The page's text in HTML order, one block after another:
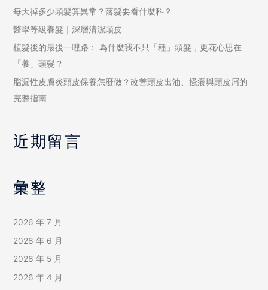
每天掉多少頭髮算異常？落髮要看什麼科？
醫學等級養髮｜深層清潔頭皮
植髮後的最後一哩路： 為什麼我不只「種」頭髮，更花心思在
「養」頭髮？
脂漏性皮膚炎頭皮保養怎麼做？改善頭皮出油、搔癢與頭皮屑的
完整指南
近期留言
彙整
2026 年 7 月
2026 年 6 月
2026 年 5 月
2026 年 4 月